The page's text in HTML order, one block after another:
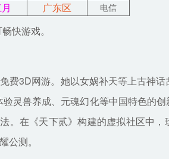
广东区 电信
快游戏。
3D网游。她以女娲补天等上古神话
灵兽养成、元魂幻化等中国特色的
。在《天下贰》构建的虚拟社区中
公测。